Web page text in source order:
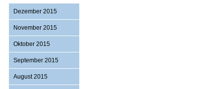
Dezember 2015
November 2015
Oktober 2015
September 2015
August 2015